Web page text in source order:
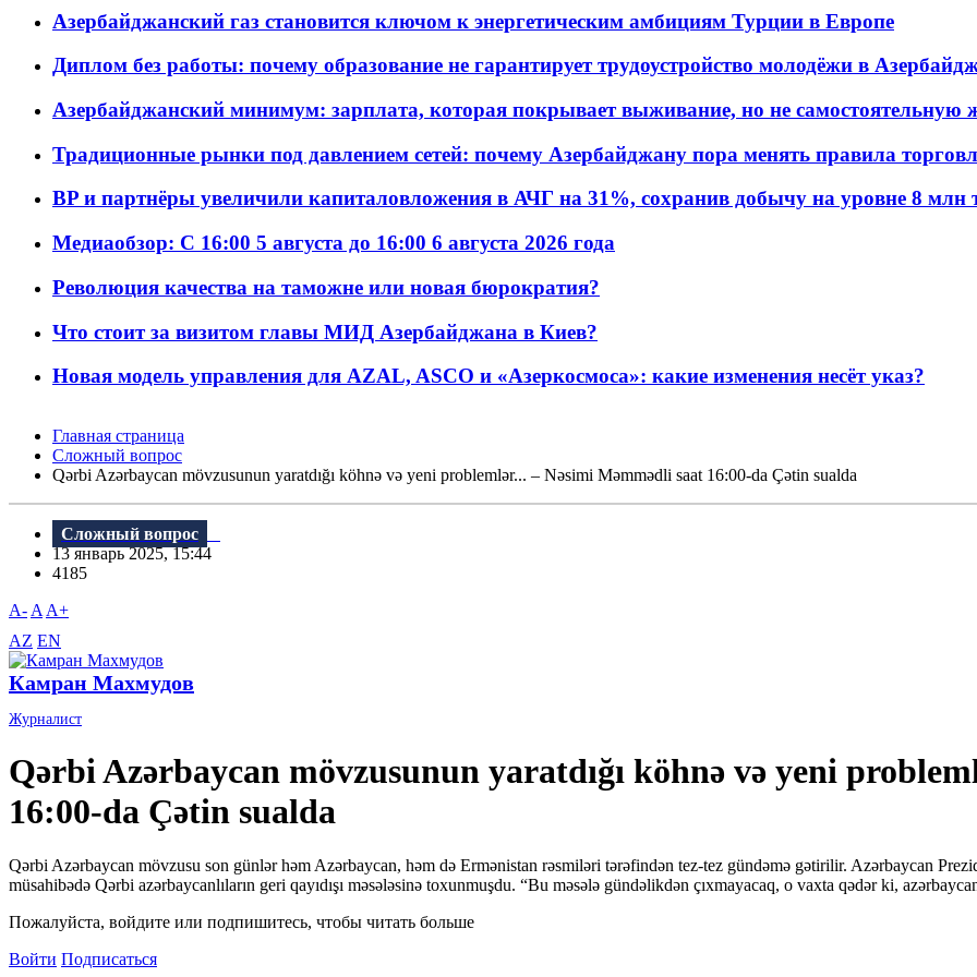
Азербайджанский газ становится ключом к энергетическим амбициям Турции в Европе
Диплом без работы: почему образование не гарантирует трудоустройство молодёжи в
Азербайджанский минимум: зарплата, которая покрывает выживание, но не самостоятельную
Традиционные рынки под давлением сетей: почему Азербайджану пора менять правила
BP и партнёры увеличили капиталовложения в АЧГ на 31%, сохранив добычу на уровне 8 млн
Медиаобзор: С 16:00 5 августа до 16:00 6 августа 2026 года
Революция качества на таможне или новая бюрократия?
Что стоит за визитом главы МИД Азербайджана в Киев?
Новая модель управления для AZAL, ASCO и «Азеркосмоса»: какие изменения несёт указ?
Главная страница
Сложный вопрос
Qərbi Azərbaycan mövzusunun yaratdığı köhnə və yeni problemlər... – Nəsimi Məmmədli saat 16:00-da Çətin sualda
Сложный вопрос
13 январь 2025, 15:44
4185
A- A A+
AZ EN
Камран Махмудов
Журналист
Qərbi Azərbaycan mövzusunun yaratdığı köhnə və yeni
16:00-da Çətin sualda
Qərbi Azərbaycan mövzusu son günlər həm Azərbaycan, həm də Ermənistan rəsmiləri tərəfindən tez-tez gündəmə gətirilir. Azərbaycan
müsahibədə Qərbi azərbaycanlıların geri qayıdışı məsələsinə toxunmuşdu. “Bu məsələ gündəlikdən çıxmayacaq, o vaxta qədər ki,
Пожалуйста, войдите или подпишитесь, чтобы читать больше
Войти Подписаться